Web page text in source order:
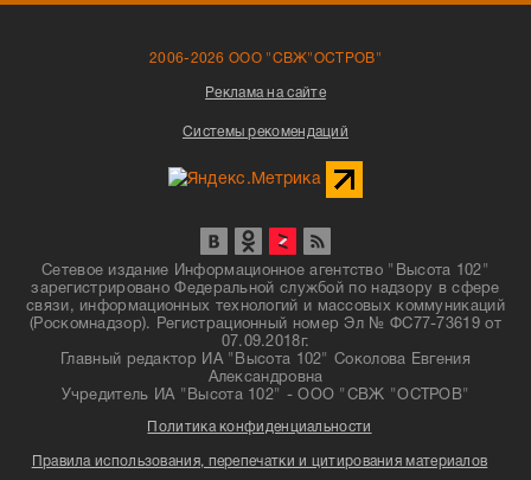
2006-2026 ООО "СВЖ"ОСТРОВ"
Реклама на сайте
Системы рекомендаций
Сетевое издание Информационное агентство "Высота 102"
зарегистрировано Федеральной службой по надзору в сфере
связи, информационных технологий и массовых коммуникаций
(Роскомнадзор). Регистрационный номер Эл № ФС77-73619 от
07.09.2018г.
Главный редактор ИА "Высота 102" Соколова Евгения
Александровна
Учредитель ИА "Высота 102" - ООО "СВЖ "ОСТРОВ"
Политика конфиденциальности
Правила использования, перепечатки и цитирования материалов